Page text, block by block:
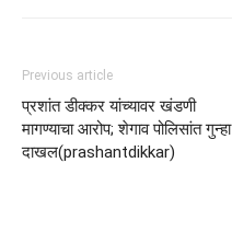
Previous article
प्रशांत डीक्कर यांच्यावर खंडणी
मागण्याचा आरोप; शेगाव पोलिसांत गुन्हा
दाखल(prashantdikkar)